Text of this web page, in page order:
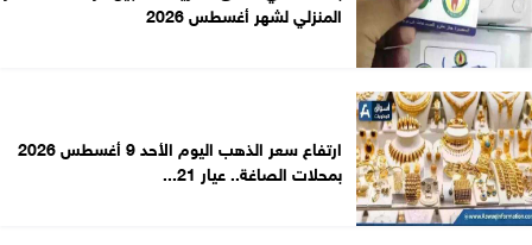
المنزلي لشهر أغسطس 2026
ارتفاع سعر الذهب اليوم الأحد 9 أغسطس 2026
بمحلات الصاغة.. عيار 21...